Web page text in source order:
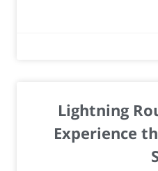
Lightning
Experience